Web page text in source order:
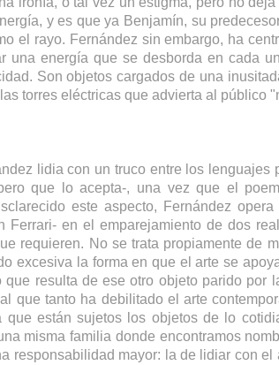
y es que ya Benjamín, su
el rayo. Fernández sin embargo, ha
una energía que se desborda en cada
Son objetos cargados de una
torres eléctricas que advierta al público
lidia con un truco entre los
que lo acepta-, una vez que el
este aspecto, Fernández
Ferrari- en el emparejamiento de dos
requieren. No se trata propiamente de
excesiva la forma en que el arte se
que resulta de ese otro objeto parido por
que tanto ha debilitado el arte
que están sujetos los objetos de lo
misma familia donde encontramos
responsabilidad mayor: la de lidiar con